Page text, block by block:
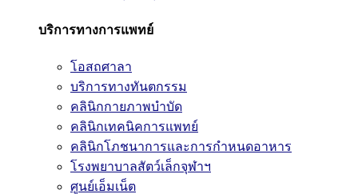
บริการทางการแพทย์
โอสถศาลา
บริการทางทันตกรรม
คลินิกกายภาพบำบัด
คลินิกเทคนิคการแพทย์
คลินิกโภชนาการและการกำหนดอาหาร
โรงพยาบาลสัตว์เล็กจุฬาฯ
ศูนย์เอ็มเน็ต